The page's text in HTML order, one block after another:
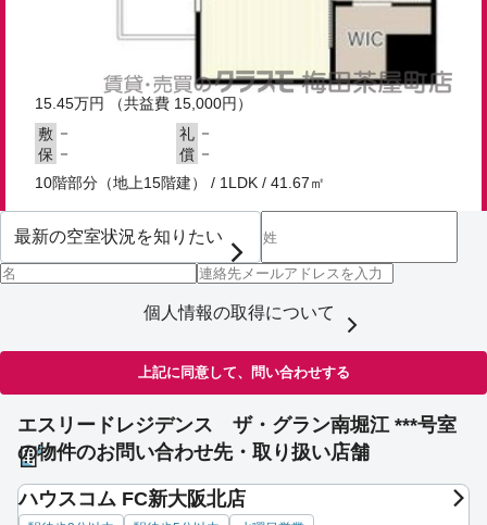
15.45万円
（共益費 15,000円）
敷 － 礼 －
保 － 償 －
10階部分（地上15階建） / 1LDK / 41.67㎡
個人情報の取得について
上記に同意して、問い合わせする
エスリードレジデンス ザ・グラン南堀江 ***号室
の物件のお問い合わせ先・取り扱い店舗
ハウスコム FC新大阪北店